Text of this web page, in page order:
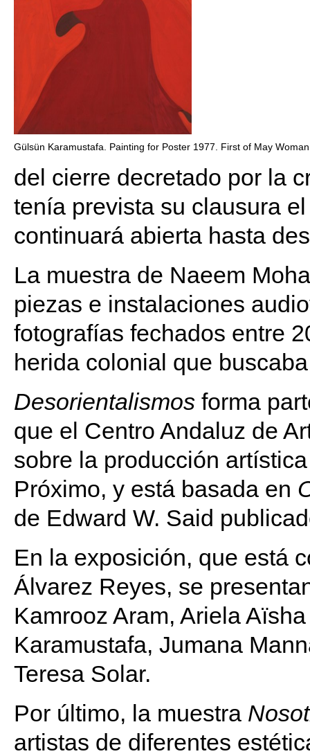
Gülsün Karamustafa. Painting for Poster 1977. First of May
del cierre decretado por la
tenía prevista su clausura
continuará abierta hasta
La muestra de Naeem
piezas e instalaciones
fotografías fechados entre
herida colonial que
Desorientalismosforma
que el Centro Andaluz de
sobre la producción
Próximo, y está basada en
de Edward W. Said
En la exposición, que está
Álvarez Reyes, se
Kamrooz Aram, Ariela
Karamustafa, Jumana
Teresa Solar.
Por último, la muestra
artistas de diferentes